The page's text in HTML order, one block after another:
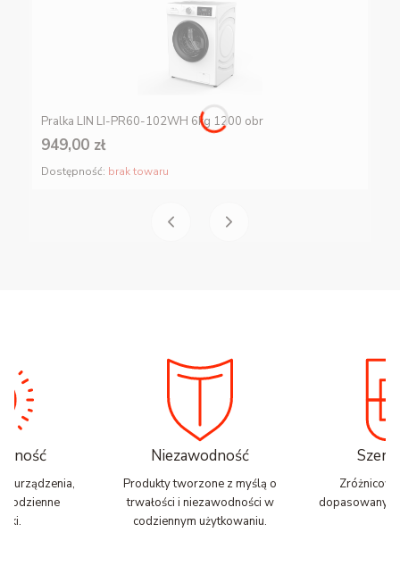
Pralka LIN LI-PR60-102WH 6kg 1200 obr
949,00 zł
Dostępność: brak towaru
urządzenia,
codzienne
Niezawodność
Produkty tworzone z myślą o
trwałości i niezawodności w
codziennym użytkowaniu.
dopasowany